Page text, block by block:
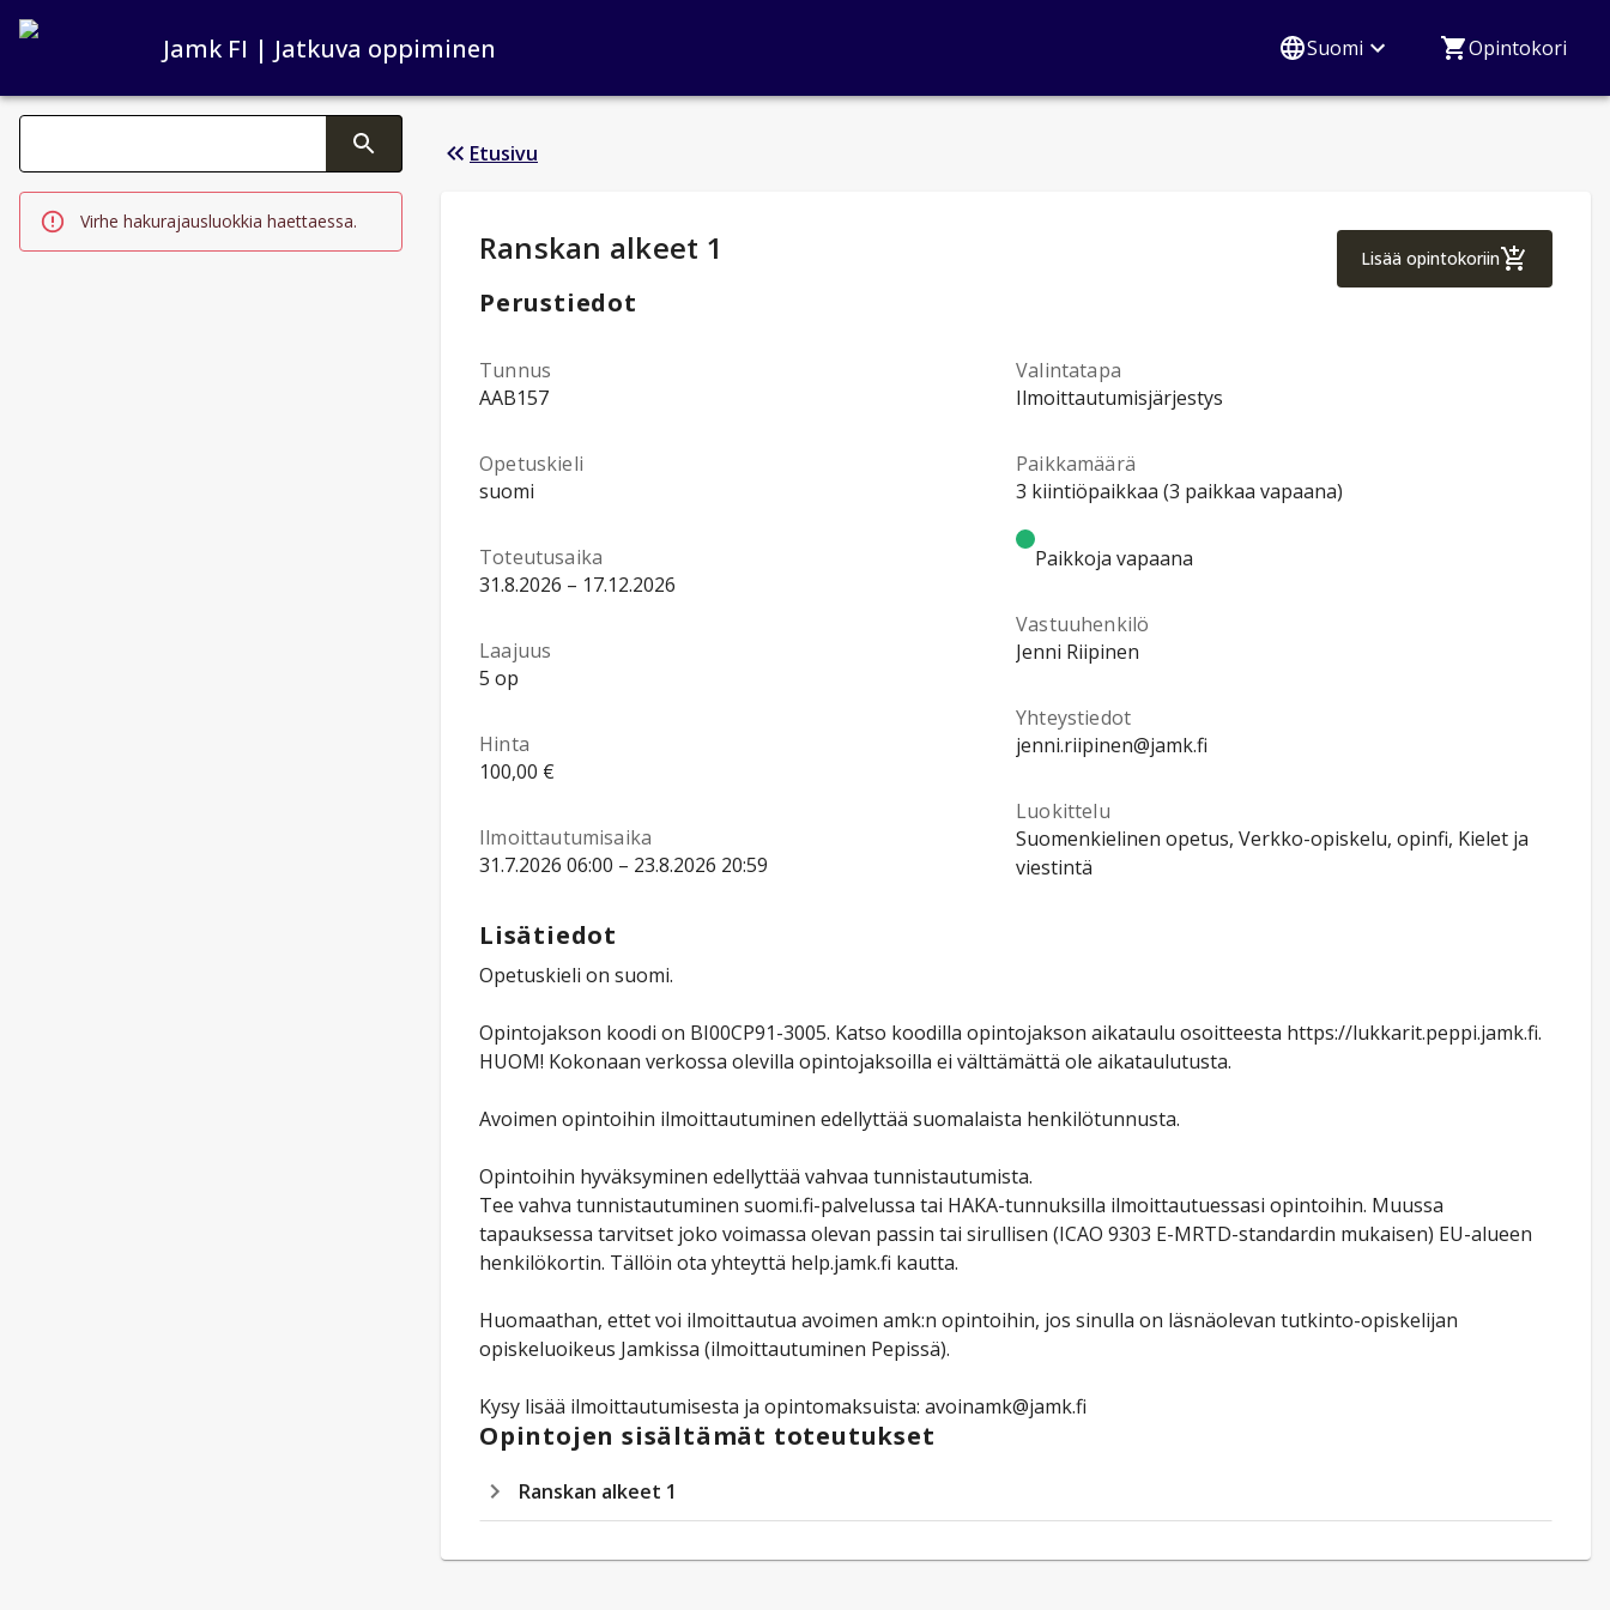
Jamk FI | Jatkuva oppiminen Suomi Opintokori
Haku kategoriat
Tekstin muutos aktivoi hakutoiminnon
Virhe hakurajausluokkia haettaessa.
Etusivu
Opintotiedot:
Ranskan alkeet 1 Lisää opintokoriinRanskan alkeet 1
Perustiedot
Tunnus
AAB157
Opetuskieli
suomi
Toteutusaika
31.8.2026 – 17.12.2026
Laajuus
5 op
Hinta
100,00 €
Ilmoittautumisaika
31.7.2026 06:00 – 23.8.2026 20:59
Valintatapa
Ilmoittautumisjärjestys
Paikkamäärä
3 kiintiöpaikkaa (3 paikkaa vapaana)
Paikkoja vapaana
Vastuuhenkilö
Jenni Riipinen
Yhteystiedot
jenni.riipinen@jamk.fi
Luokittelu
Suomenkielinen opetus, Verkko-opiskelu, opinfi, Kielet ja
viestintä
Lisätiedot
Opetuskieli on suomi.
Opintojakson koodi on BI00CP91-3005. Katso koodilla opintojakson aikataulu osoitteesta https://lukkarit.peppi.jamk.fi.
HUOM! Kokonaan verkossa olevilla opintojaksoilla ei välttämättä ole aikataulutusta.
Avoimen opintoihin ilmoittautuminen edellyttää suomalaista henkilötunnusta.
Opintoihin hyväksyminen edellyttää vahvaa tunnistautumista.
Tee vahva tunnistautuminen suomi.fi-palvelussa tai HAKA-tunnuksilla ilmoittautuessasi opintoihin. Muussa
tapauksessa tarvitset joko voimassa olevan passin tai sirullisen (ICAO 9303 E-MRTD-standardin mukaisen) EU-alueen
henkilökortin. Tällöin ota yhteyttä help.jamk.fi kautta.
Huomaathan, ettet voi ilmoittautua avoimen amk:n opintoihin, jos sinulla on läsnäolevan tutkinto-opiskelijan
opiskeluoikeus Jamkissa (ilmoittautuminen Pepissä).
Kysy lisää ilmoittautumisesta ja opintomaksuista: avoinamk@jamk.fi
Opintojen sisältämät toteutukset
Ranskan alkeet 1